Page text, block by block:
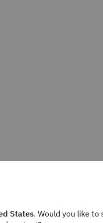
de
States. Would you like